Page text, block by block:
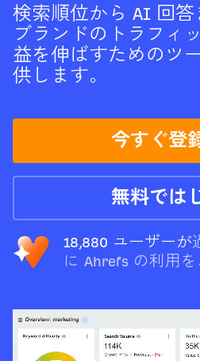
検索順位から AI 回答
ブランドのトラフィ
益を伸ばすためのツ
供します。
今すぐ登
無料では
18,880 ユーザー が
に Ahrefs の利用を